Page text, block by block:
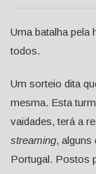
Uma batalha pela
todos.
Um sorteio dita
mesma. Esta
vaidades, terá a
streaming, alguns
Portugal. Postos